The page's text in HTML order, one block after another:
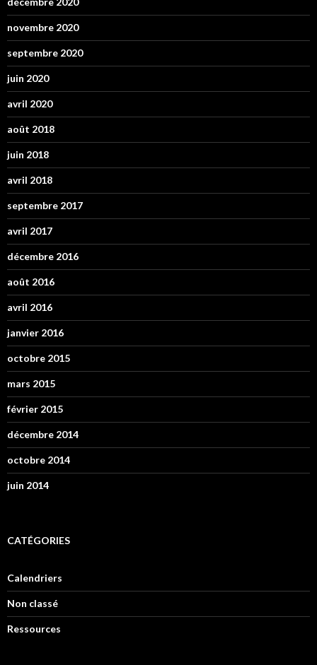
novembre 2020
septembre 2020
juin 2020
avril 2020
août 2018
juin 2018
avril 2018
septembre 2017
avril 2017
décembre 2016
août 2016
avril 2016
janvier 2016
octobre 2015
mars 2015
février 2015
décembre 2014
octobre 2014
juin 2014
CATÉGORIES
Calendriers
Non classé
Ressources